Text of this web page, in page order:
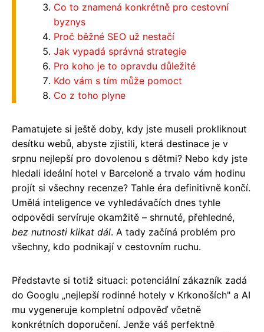
Co to znamená konkrétně pro cestovní
byznys
Proč běžné SEO už nestačí
Jak vypadá správná strategie
Pro koho je to opravdu důležité
Kdo vám s tím může pomoct
Co z toho plyne
Pamatujete si ještě doby, kdy jste museli prokliknout
desítku webů, abyste zjistili, která destinace je v
srpnu nejlepší pro dovolenou s dětmi? Nebo kdy jste
hledali ideální hotel v Barceloně a trvalo vám hodinu
projít si všechny recenze? Tahle éra definitivně končí.
Umělá inteligence ve vyhledávačích dnes tyhle
odpovědi servíruje okamžitě – shrnuté, přehledné,
bez nutnosti klikat dál. A tady začíná problém pro
všechny, kdo podnikají v cestovním ruchu.
Představte si totiž situaci: potenciální zákazník zadá
do Googlu „nejlepší rodinné hotely v Krkonoších" a AI
mu vygeneruje kompletní odpověď včetně
konkrétních doporučení. Jenže váš perfektně